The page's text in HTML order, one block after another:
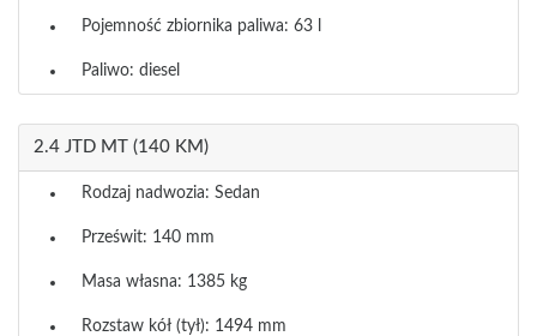
Pojemność zbiornika paliwa: 63 l
Paliwo: diesel
2.4 JTD MT (140 KM)
Rodzaj nadwozia: Sedan
Prześwit: 140 mm
Masa własna: 1385 kg
Rozstaw kół (tył): 1494 mm